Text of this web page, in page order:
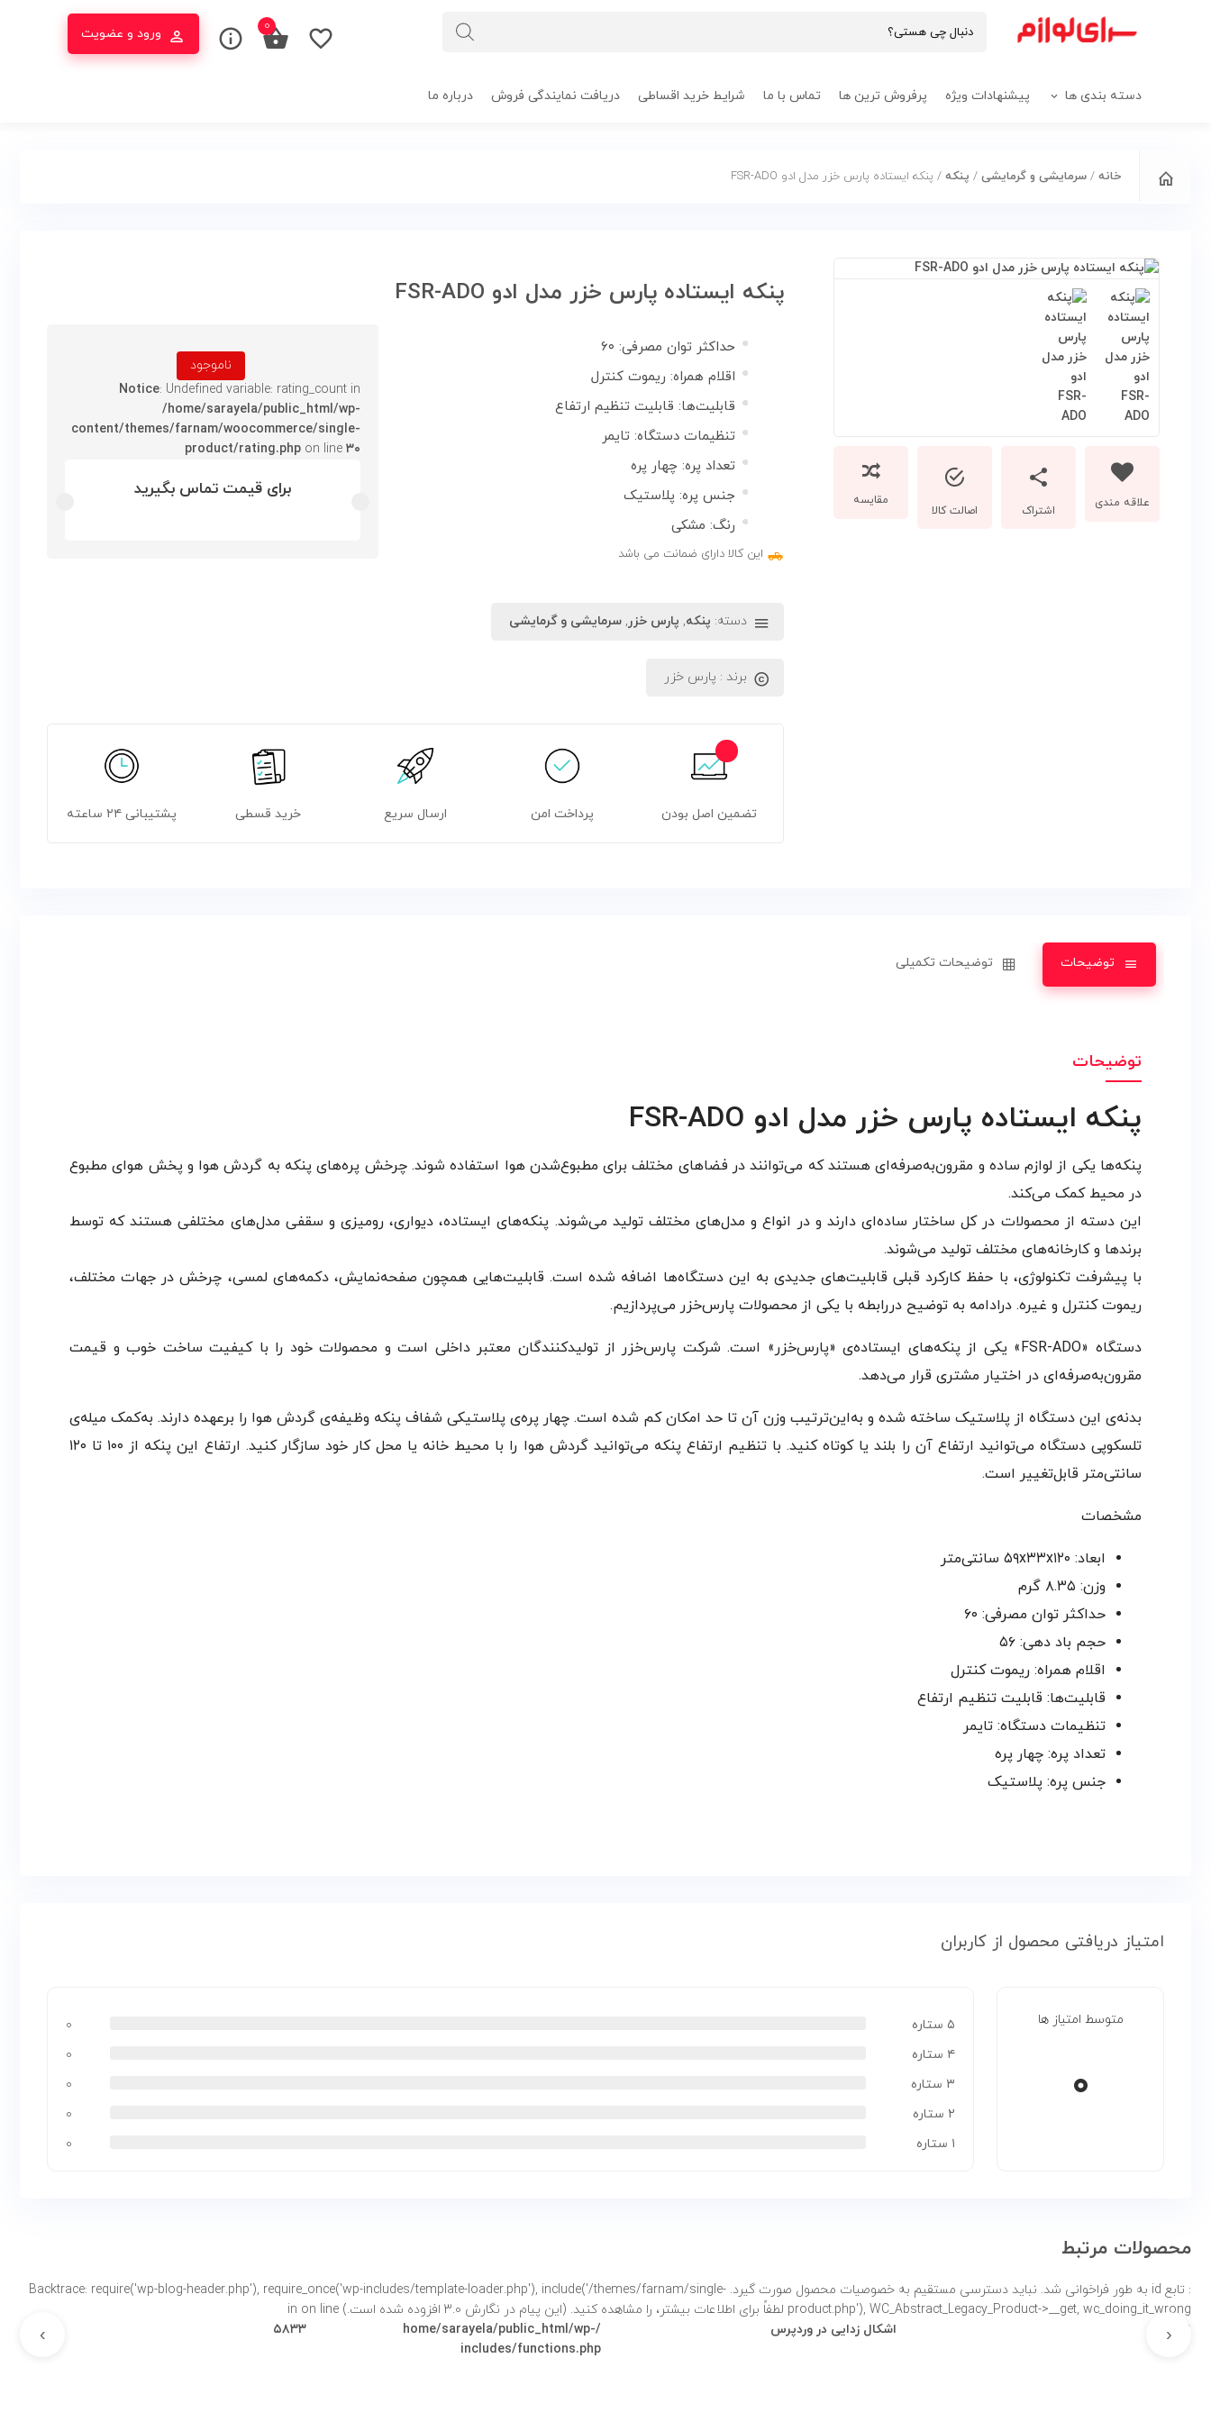
ورود و عضویت ۰
دسته بندی ها پیشنهادات ویژه پرفروش ترین ها تماس با ما شرایط خرید اقساطی دریافت نمایندگی فروش درباره ما
خانه / سرمایشی و گرمایشی / پنکه / پنکه ایستاده پارس خزر مدل ادو FSR-ADO
اشتراک اصالت کالا
مقایسه
پنکه ایستاده پارس خزر مدل ادو FSR-ADO
حداکثر توان مصرفی: ۶۰
اقلام همراه: ریموت کنترل
قابلیت‌ها: قابلیت تنظیم ارتفاع
تنظیمات دستگاه: تایمر
تعداد پره: چهار پره
جنس پره: پلاستیک
رنگ: مشکی
این کالا دارای ضمانت می باشد
دسته: پنکه, پارس خزر, سرمایشی و گرمایشی
برند : پارس خزر
ناموجود
Notice: Undefined variable: rating_count in
/home/sarayela/public_html/wp-
content/themes/farnam/woocommerce/single-
product/rating.php on line۳۰
برای قیمت تماس بگیرید
تضمین اصل بودن پرداخت امن ارسال سریع خرید قسطی پشتیبانی ۲۴ ساعته
توضیحات توضیحات تکمیلی
توضیحات
پنکه ایستاده پارس خزر مدل ادو FSR-ADO
پنکه‌ها یکی از لوازم ساده و مقرون‌به‌صرفه‌ای هستند که می‌توانند در فضاهای مختلف برای مطبوع‌شدن هوا استفاده شوند. چرخش پره‌های پنکه به گردش هوا و پخش هوای مطبوع
در محیط کمک می‌کند.
این دسته از محصولات در کل ساختار ساده‌ای دارند و در انواع و مدل‌های مختلف تولید می‌شوند. پنکه‌های ایستاده، دیواری، رومیزی و سقفی مدل‌های مختلفی هستند که توسط
برندها و کارخانه‌های مختلف تولید می‌شوند.
با پیشرفت تکنولوژی، با حفظ کارکرد قبلی قابلیت‌های جدیدی به این دستگاه‌ها اضافه شده است. قابلیت‌هایی همچون صفحه‌نمایش، دکمه‌های لمسی، چرخش ‌در جهات مختلف،
ریموت کنترل و غیره. درادامه به توضیح دررابطه با یکی از محصولات پارس‌خزر می‌پردازیم.
دستگاه «FSR-ADO» یکی از پنکه‌های ایستاده‌ی «پارس‌خزر» است. شرکت پارس‌خزر از تولیدکنندگان معتبر داخلی است و محصولات خود را با کیفیت ساخت خوب و قیمت
مقرون‌به‌صرفه‌ای در اختیار مشتری قرار می‌دهد.
بدنه‌ی این دستگاه از پلاستیک ساخته شده و به‌این‌ترتیب وزن آن تا حد امکان کم شده است. چهار پره‌ی پلاستیکی شفاف پنکه وظیفه‌ی گردش هوا را برعهده دارند. به‌کمک میله‌ی
تلسکوپی دستگاه می‌توانید ارتفاع آن را بلند یا کوتاه کنید. با تنظیم ارتفاع پنکه می‌توانید گردش هوا را با محیط خانه یا محل کار خود سازگار کنید. ارتفاع این پنکه از ۱۰۰ تا ۱۲۰
سانتی‌متر قابل‌تغییر است.
مشخصات
ابعاد: ۵۹x۳۳x۱۲۰ سانتی‌متر
وزن: ۸.۳۵ گرم
حداکثر توان مصرفی: ۶۰
حجم باد دهی: ۵۶
اقلام همراه: ریموت کنترل
قابلیت‌ها: قابلیت تنظیم ارتفاع
تنظیمات دستگاه: تایمر
تعداد پره: چهار پره
جنس پره: پلاستیک
امتیاز دریافتی محصول از کاربران
متوسط امتیاز ها
۰
۵ ستاره
۰
۴ ستاره
۰
۳ ستاره
۰
۲ ستاره
۰
۱ ستاره
۰
محصولات مرتبط
: تابع id به طور
فراخوانی شد. نباید دسترسی مستقیم به خصوصیات محصول صورت گیرد. Backtrace: require('wp-blog-header.php'), require_once('wp-includes/template-loader.php'), include('/themes/farnam/single-
product.php'), WC_Abstract_Legacy_Product->__get, wc_doing_it_wrong لطفاً برای اطلاعات بیشتر،
را مشاهده کنید. (این پیام در نگارش 3.0 افزوده شده است.) in
on line
نادرست
اشکال زدایی در وردپرس
/home/sarayela/public_html/wp-
includes/functions.php
۵۸۳۳ ‹
›